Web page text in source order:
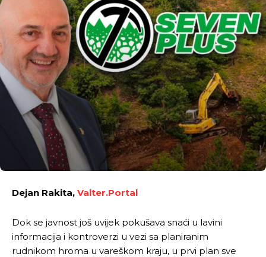
Dejan Rakita, Valter.Portal
Dok se javnost još uvijek pokušava snaći u lavini
informacija i kontroverzi u vezi sa planiranim
rudnikom hroma u vareškom kraju, u prvi plan sve